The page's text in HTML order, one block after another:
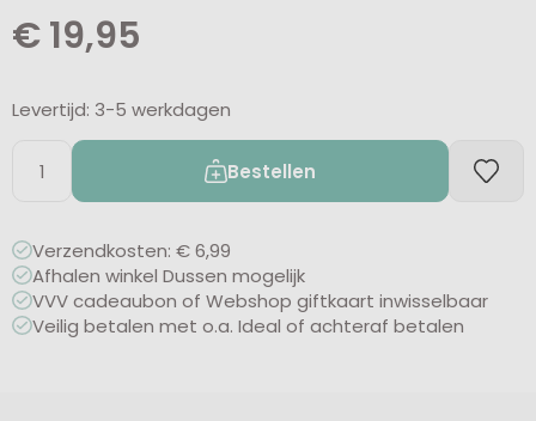
€19,95
Levertijd: 3-5 werkdagen
Bestellen
Verzendkosten: € 6,99
Afhalen winkel Dussen mogelijk
VVV cadeaubon of Webshop giftkaart inwisselbaar
Veilig betalen met o.a. Ideal of achteraf betalen